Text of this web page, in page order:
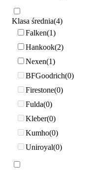
Klasa średnia 4
Falken 1
Hankook 2
Nexen 1
BFGoodrich 0
Firestone 0
Fulda 0
Kleber 0
Kumho 0
Uniroyal 0